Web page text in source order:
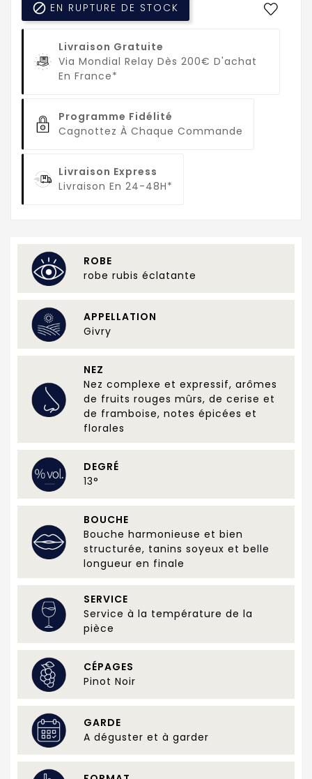
 EN RUPTURE DE STOCK
Livraison Gratuite
Via Mondial Relay Dès 200€ D'achat
En France*
Programme Fidélité
Cagnottez À Chaque Commande
Livraison Express
Livraison En 24-48H*
ROBE
robe rubis éclatante
APPELLATION
Givry
NEZ
Nez complexe et expressif, arômes
de fruits rouges mûrs, de cerise et
de framboise, notes épicées et
florales
DEGRÉ
13°
BOUCHE
Bouche harmonieuse et bien
structurée, tanins soyeux et belle
longueur en finale
SERVICE
Service à la température de la
pièce
CÉPAGES
Pinot Noir
GARDE
A déguster et à garder